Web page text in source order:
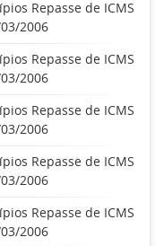
Repasse de ICMS
2006
Repasse de ICMS
2006
Repasse de ICMS
2006
Repasse de ICMS
2006
Repasse de ICMS
2006